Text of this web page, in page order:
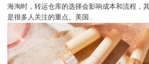
海淘时，转运仓库的选择会影响成本和流程，
是很多人关注的重点。美国..